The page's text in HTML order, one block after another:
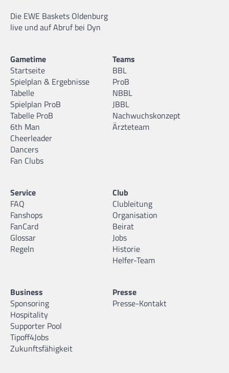
Die EWE Baskets Oldenburg
live und auf Abruf bei Dyn
Gametime
Startseite
Spielplan & Ergebnisse
Tabelle
Spielplan ProB
Tabelle ProB
6th Man
Cheerleader
Dancers
Fan Clubs
Teams
BBL
ProB
NBBL
JBBL
Nachwuchskonzept
Ärzteteam
Service
FAQ
Fanshops
FanCard
Glossar
Regeln
Club
Clubleitung
Organisation
Beirat
Jobs
Historie
Helfer-Team
Business
Sponsoring
Hospitality
Supporter Pool
Tipoff4Jobs
Zukunftsfähigkeit
Presse
Presse-Kontakt